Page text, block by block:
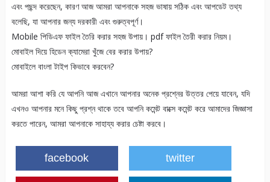
এবং পছন্দ করেছেন, কারণ আজ আমরা আপনাকে সহজ ভাষায় সঠিক এবং আপডেট তথ্য
বলেছি, যা আপনার জন্য দরকারী এবং গুরুত্বপূর্ণ।
Mobile পিডিএফ ফাইল তৈরি করার সহজ উপায়। pdf ফাইল তৈরী করার নিয়ম।
মোবাইল দিয়ে হিডেন ক্যামেরা খুঁজে বের করার উপায়?
মোবাইলে বাংলা টাইপ কিভাবে করবেন?
আমরা আশা করি যে আপনি আজ এখানে আপনার অনেক প্রশ্নের উত্তর পেয়ে যাবেন, যদি
এখনও আপনার মনে কিছু প্রশ্ন থাকে তবে আপনি কমেন্ট বাক্সে কমেন্ট করে আমাদের জিজ্ঞাসা
করতে পারেন, আমরা আপনাকে সাহায্য করার চেষ্টা করবে।
facebook twitter